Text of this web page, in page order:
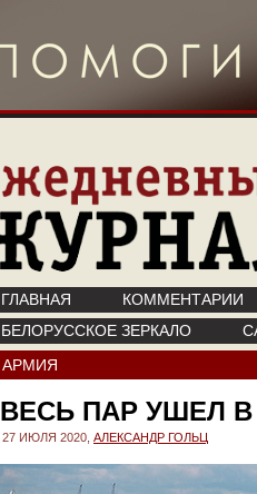
ГЛАВНАЯ КОММЕНТАРИИ
БЕЛОРУССКОЕ ЗЕРКАЛО
АРМИЯ
ВЕСЬ ПАР УШЕЛ
27 ИЮЛЯ 2020, АЛЕКСАНДР ГОЛЬЦ